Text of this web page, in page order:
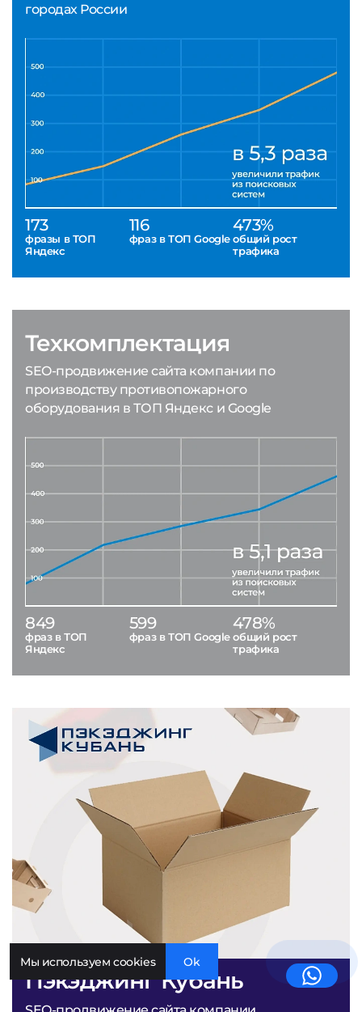
городах России
173
фразы в ТОП
Яндекс
116
фраз в ТОП Google
473%
общий рост
трафика
Пэкэджинг Кубань
Техкомплектация
SEO-продвижение сайта компании по
производству противопожарного
оборудования в ТОП Яндекс и Google
849
фраз в ТОП
Яндекс
599
фраз в ТОП Google
478%
общий рост
трафика
Мы используем cookies Ok